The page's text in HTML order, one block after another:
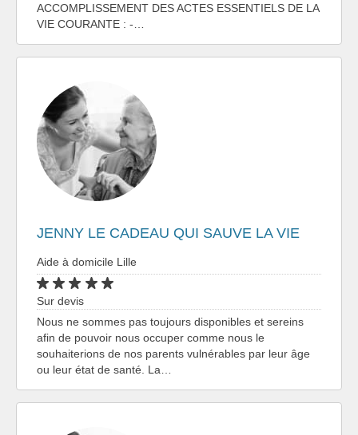
ACCOMPLISSEMENT DES ACTES ESSENTIELS DE LA
VIE COURANTE : -…
JENNY LE CADEAU QUI SAUVE LA VIE
Aide à domicile Lille
Sur devis
Nous ne sommes pas toujours disponibles et sereins
afin de pouvoir nous occuper comme nous le
souhaiterions de nos parents vulnérables par leur âge
ou leur état de santé. La…